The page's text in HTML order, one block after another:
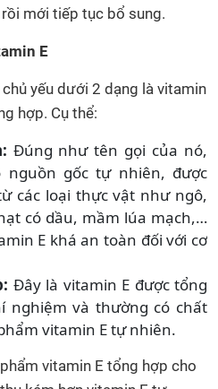
mới tiếp tục bổ sung.
E
yếu dưới 2 dạng là vitamin
hợp. Cụ thể:
Đúng như tên gọi của nó,
nguồn gốc tự nhiên, được
các loại thực vật như ngô,
có dầu, mầm lúa mạch,…
E khá an toàn đối với cơ
Đây là vitamin E được tổng
nghiệm và thường có chất
vitamin E tự nhiên.
vitamin E tổng hợp cho